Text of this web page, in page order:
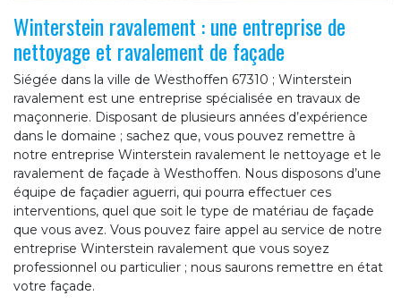
Winterstein ravalement : une entreprise de
nettoyage et ravalement de façade
Siégée dans la ville de Westhoffen 67310 ; Winterstein
ravalement est une entreprise spécialisée en travaux de
maçonnerie. Disposant de plusieurs années d’expérience
dans le domaine ; sachez que, vous pouvez remettre à
notre entreprise Winterstein ravalement le nettoyage et le
ravalement de façade à Westhoffen. Nous disposons d’une
équipe de façadier aguerri, qui pourra effectuer ces
interventions, quel que soit le type de matériau de façade
que vous avez. Vous pouvez faire appel au service de notre
entreprise Winterstein ravalement que vous soyez
professionnel ou particulier ; nous saurons remettre en état
votre façade.